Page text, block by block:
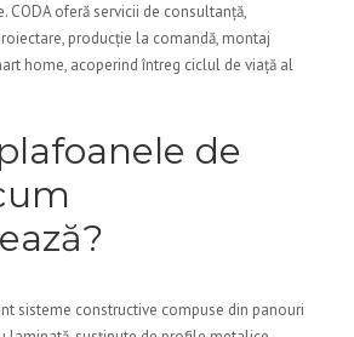
oferă servicii de consultanță,
producție la comandă, montaj
home, acoperind întreg ciclul de viață al
de
sisteme constructive compuse din panouri